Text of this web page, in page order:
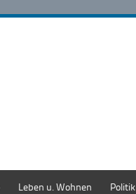
Leben u. Wohnen Politik